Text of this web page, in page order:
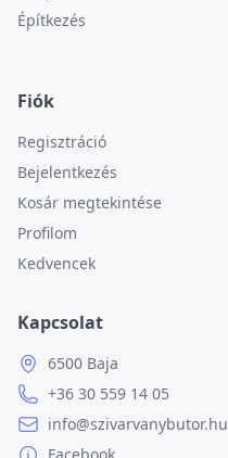
Építkezés
Fiók
Regisztráció
Bejelentkezés
Kosár megtekintése
Profilom
Kedvencek
Kapcsolat
6500 Baja
+36 30 559 14 05
info@szivarvanybutor.hu